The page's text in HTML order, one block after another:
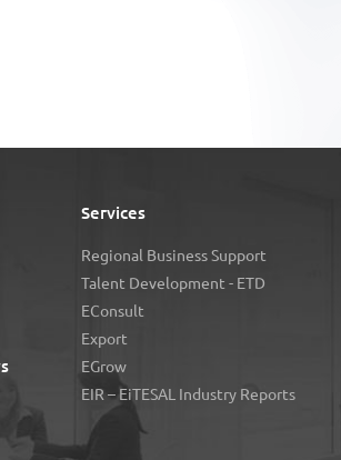
Services
Regional Business Support
Talent Development - ETD
EConsult
Export
EGrow
EIR – EiTESAL Industry Reports